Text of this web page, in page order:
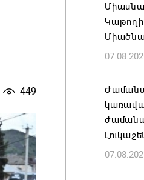
449